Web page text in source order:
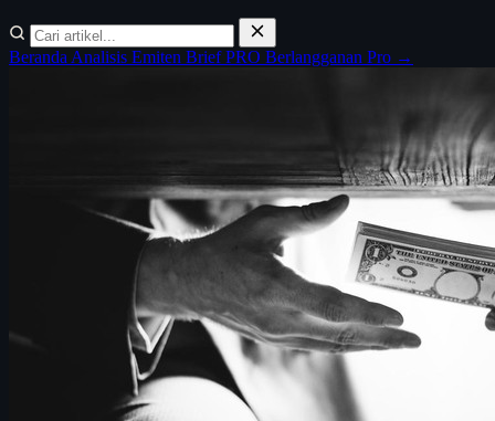
Beranda Analisis Emiten BriefPRO Berlangganan Pro →